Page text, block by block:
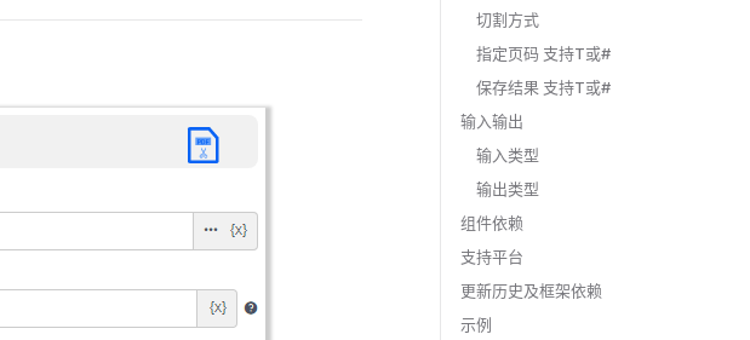
切割方式
指定页码 支持T或#
保存结果 支持T或#
输入输出
输入类型
输出类型
组件依赖
支持平台
更新历史及框架依赖
示例